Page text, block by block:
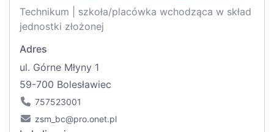
Technikum | szkoła/placówka wchodząca w skład
jednostki złożonej
Adres
ul. Górne Młyny 1
59-700 Bolesławiec
757523001
zsm_bc@pro.onet.pl